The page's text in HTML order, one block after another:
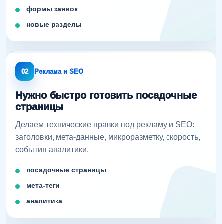
формы заявок
новые разделы
02 Реклама и SEO
Нужно быстро готовить посадочные
страницы
Делаем технические правки под рекламу и SEO:
заголовки, мета-данные, микроразметку, скорость,
события аналитики.
посадочные страницы
мета-теги
аналитика